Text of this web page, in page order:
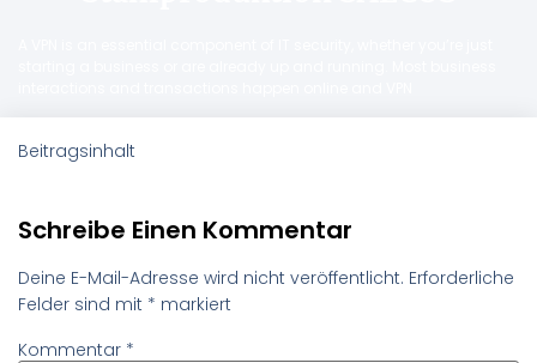
Beitragsinhalt
Schreibe Einen Kommentar
Deine E-Mail-Adresse wird nicht veröffentlicht. Erforderliche
Felder sind mit * markiert
Kommentar *